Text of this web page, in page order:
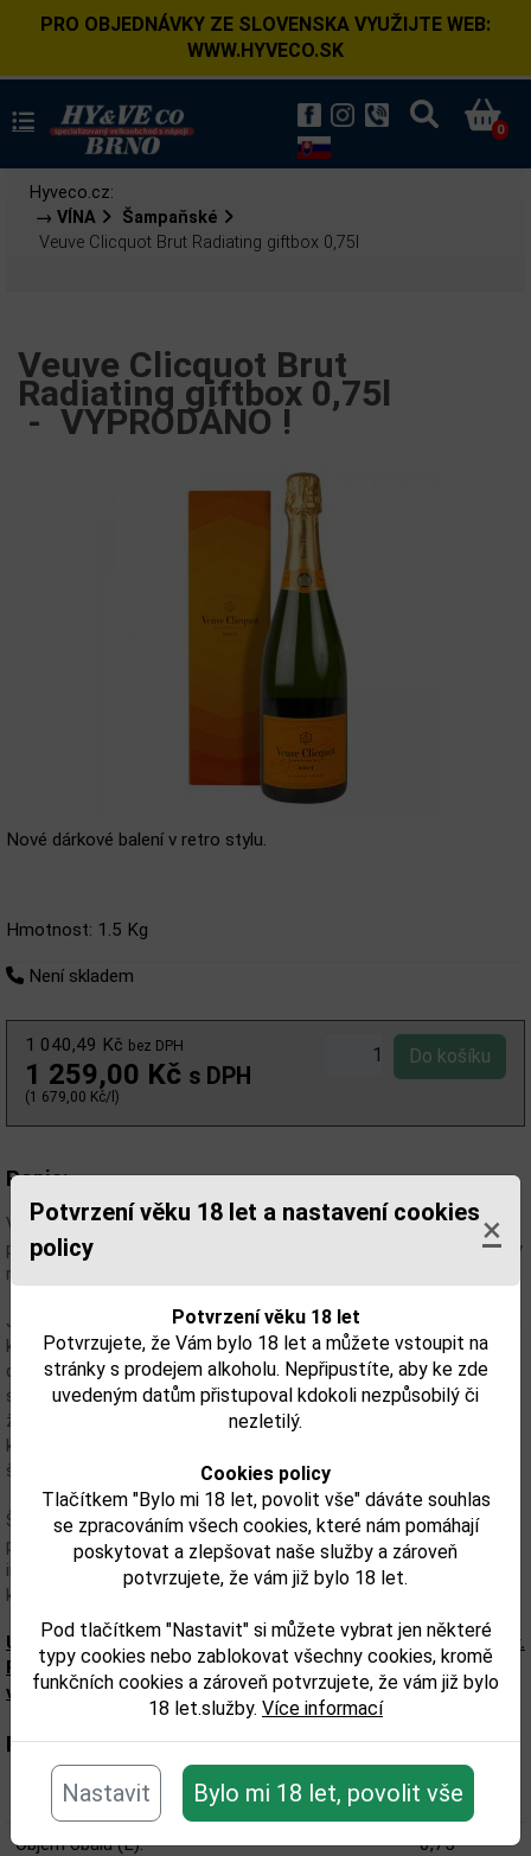
Potvrzení věku 18 let a nastavení cookies
policy
×
Potvrzení věku 18 let
Potvrzujete, že Vám bylo 18 let a můžete vstoupit na
stránky s prodejem alkoholu. Nepřipustíte, aby ke zde
uvedeným datům přistupoval kdokoli nezpůsobilý či
nezletilý.
Cookies policy
Tlačítkem "Bylo mi 18 let, povolit vše" dáváte souhlas
se zpracováním všech cookies, které nám pomáhají
poskytovat a zlepšovat naše služby a zároveň
potvrzujete, že vám již bylo 18 let.
Pod tlačítkem "Nastavit" si můžete vybrat jen některé
typy cookies nebo zablokovat všechny cookies, kromě
funkčních cookies a zároveň potvrzujete, že vám již bylo
18 let.služby. Více informací
Nastavit Bylo mi 18 let, povolit vše
PRO OBJEDNÁVKY ZE SLOVENSKA VYUŽIJTE WEB:
WWW.HYVECO.SK
0
Hyveco.cz:
→ VÍNA
Šampaňské
Veuve Clicquot Brut Radiating giftbox 0,75l
Veuve Clicquot Brut
Radiating giftbox 0,75l
- VYPRODÁNO !
Nové dárkové balení v retro stylu.
Hmotnost: 1.5 Kg
Není skladem
1 040,49 Kč bez DPH
1 259,00 Kč s DPH
(1 679,00 Kč/l)
Popis:
V roce 1805, Madame Clicquot, mladá vdova ve věku 27 let,
převzala otěže šampaňského domu Veuve Clicquot, založeného v
roce 1772.
Její kuráž, odhodlání, představivost a motto „existuje pouze jedna
kvalita, ta nejvyšší“ jí pomohli prosadit se ve světě, ve kterém
dominovali muži, a dovést šampaňský Dům Veuve Clicquot ke
svému nynějšímu věhlasu. Madame Clicquot přinesla v době, kdy
ženy nemohly mít ani svůj vlastní účet v bance, revoluční inovace,
které nastartovaly rozvoj nejen Domu Veuve Clicquot, ale
šampaňského odvětví vůbec.
Šampaňské Veuve Clicquot se vyznačuje konzistentním stylem s
převahou odrůdy Pinot Noir, která mu dodává aromatickou
intenzitu a komplexní chuť. Dokonalý dárek, který pozvedne
každou oslavu a významný okamžik.
Upozorňujeme, že tento produkt může obsahovat alergeny.
Přesné složení a alergeny jsou k dispozici na obalu
výrobku. Zkontrolujte prosím před konzumací.
Parametry:
Obsah alkoholu obj. %: 12
Objem obalu (L): 0,75